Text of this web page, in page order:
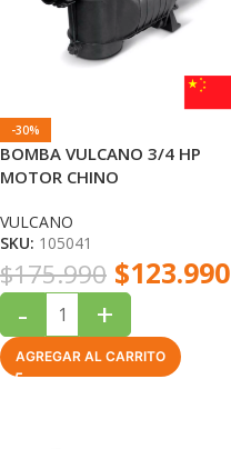
-30%
BOMBA VULCANO 3/4 HP
MOTOR CHINO
VULCANO
SKU: 105041
$175.990 $123.990
- +
AGREGAR AL CARRITO